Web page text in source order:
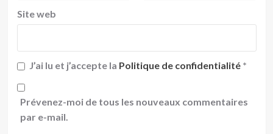
Site web
J’ai lu et j’accepte la Politique de confidentialité *
Prévenez-moi de tous les nouveaux commentaires
par e-mail.